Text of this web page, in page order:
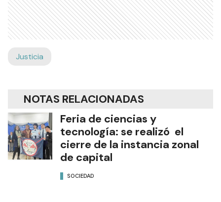
Justicia
NOTAS RELACIONADAS
Feria de ciencias y
tecnología: se realizó el
cierre de la instancia zonal
de capital
SOCIEDAD